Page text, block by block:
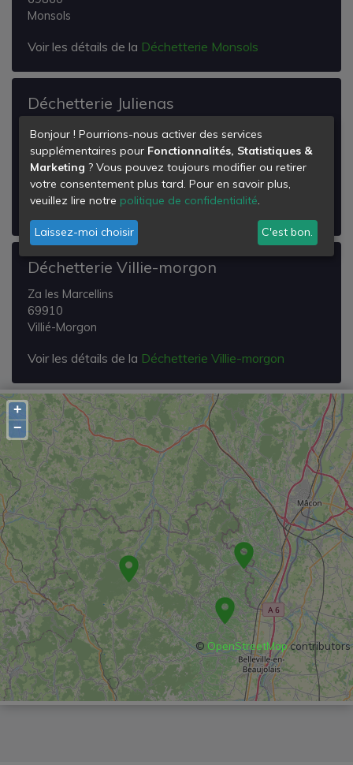
Monsols
Voir les détails de la Déchetterie Monsols
Déchetterie Julienas
les Gonnards
Za les Gonnards - Julienas
69840
Juliénas
Voir les détails de la Déchetterie Julienas
Déchetterie Villie-morgon
Za les Marcellins
69910
Villié-Morgon
Voir les détails de la Déchetterie Villie-morgon
+
−
© OpenStreetMapcontributors
Bonjour ! Pourrions-nous activer des services
supplémentaires pour Fonctionnalités, Statistiques &
Marketing ? Vous pouvez toujours modifier ou retirer
votre consentement plus tard. Pour en savoir plus,
veuillez lire notre politique de confidentialité.
Laissez-moi choisir C'est bon.